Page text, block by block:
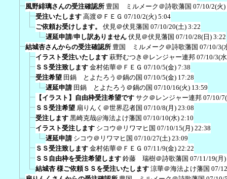
風野緋璃さんの受注確認所 豊国 ミルメーク＠詩歌藩国 07/10/2(火)
受注いたします 高渡＠ＦＥＧ 07/10/2(火) 5:04
ご依頼お受けします。
伏見＠伏見藩国 07/10/20(土) 3:22
遅延申請/申し訳ありません 伏見＠伏見藩国 07/10/28(日) 3:22
結城杏さんからの受注確認所 豊国 ミルメーク＠詩歌藩国 07/10/3(
イラスト受注いたします 萩野むつき＠レンジャー連邦 07/10/3(
ＳＳ受注致します 金村佑華＠ＦＥＧ 07/10/5(金) 7:38
受注希望 田鍋 とよたろう＠鍋の国 07/10/5(金) 17:28
遅延申請 田鍋 とよたろう＠鍋の国 07/10/16(火) 13:59
【イラスト】自由枠受注希望です サク＠レンジャー連邦 07/10/
ＳＳ受注希望 扇りんく＠世界忍者国 07/10/8(月) 23:08
受注します 黒崎克哉@海法よけ藩国 07/10/10(水) 2:10
イラスト受注します シコウ＠リワマヒ国 07/10/15(月) 22:38
遅延申請 シコウ＠リワマヒ国 07/10/27(土) 23:09
ＳＳ受注致します 金村佑華＠ＦＥＧ 07/11/9(金) 22:22
ＳＳ自由枠を受注希望します 鈴藤 瑞樹＠詩歌藩国 07/11/19(月
結城杏 様ご依頼ＳＳを受注いたします 涼華＠海法よけ藩国 07/